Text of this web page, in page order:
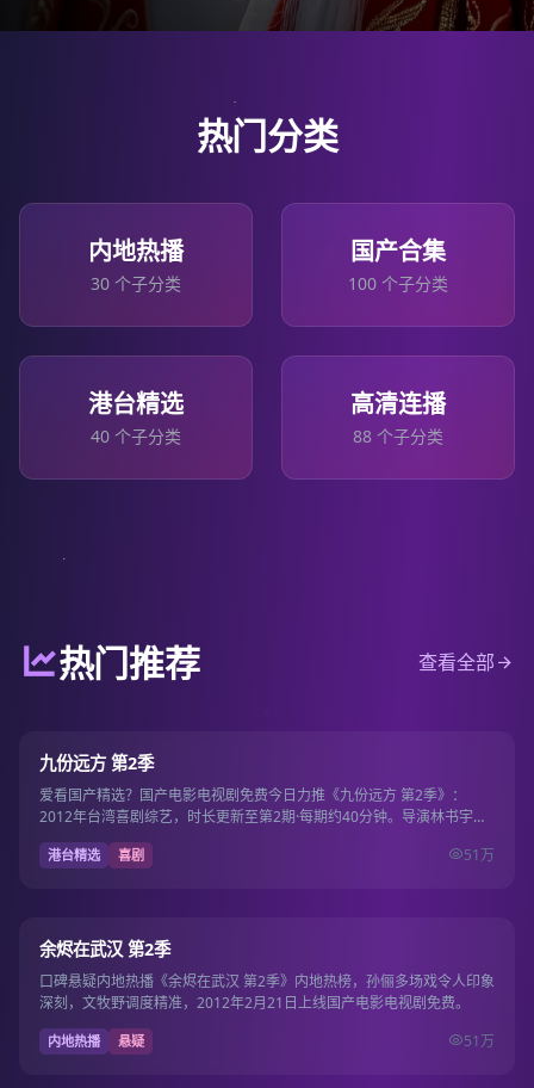
热门分类
内地热播
30 个子分类
国产合集
100 个子分类
港台精选
40 个子分类
高清连播
88 个子分类
热门推荐 查看全部
8.1
九份远方 第2季
爱看国产精选？国产电影电视剧免费今日力推《九份远方 第2季》：
2012年台湾喜剧综艺，时长更新至第2期·每期约40分钟。导演林书宇，
主演林依晨、…
港台精选 喜剧 51万
8.9
余烬在武汉 第2季
口碑悬疑内地热播《余烬在武汉 第2季》内地热榜，孙俪多场戏令人印象
深刻，文牧野调度精准，2012年2月21日上线国产电影电视剧免费。
内地热播 悬疑 51万